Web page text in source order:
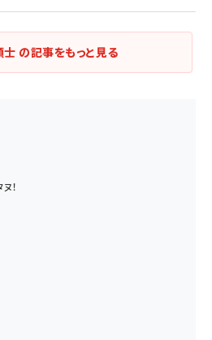
の記事をもっと見る
！